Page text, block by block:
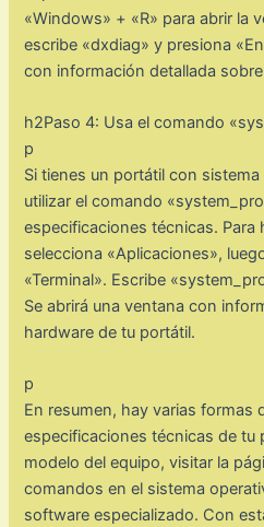
«Windows» + «R» para abrir la
escribe «dxdiag» y presiona
con información detallada
h2Paso 4: Usa el comando
p
Si tienes un portátil con
utilizar el comando
especificaciones técnicas. Para
selecciona «Aplicaciones»,
«Terminal». Escribe
Se abrirá una ventana con
hardware de tu portátil.
p
En resumen, hay varias formas
especificaciones técnicas de tu
modelo del equipo, visitar la
comandos en el sistema
software especializado. Con